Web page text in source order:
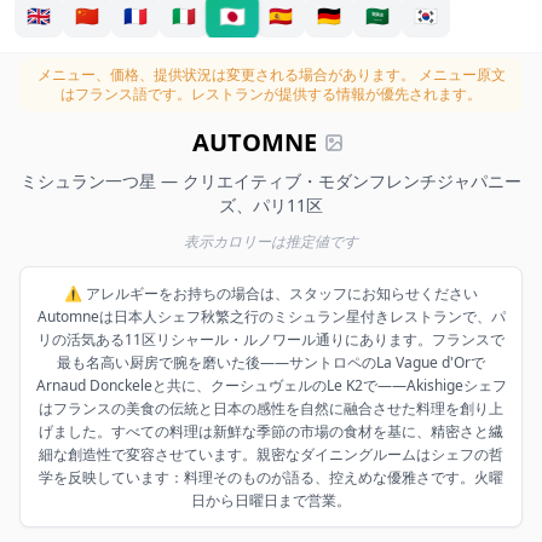
🇬🇧 🇨🇳 🇫🇷 🇮🇹 🇯🇵 🇪🇸 🇩🇪 🇸🇦 🇰🇷
メニュー、価格、提供状況は変更される場合があります。
メニュー原文
はフランス語です。レストランが提供する情報が優先されます。
AUTOMNE
ミシュラン一つ星 — クリエイティブ・モダンフレンチジャパニー
ズ、パリ11区
表示カロリーは推定値です
⚠️ アレルギーをお持ちの場合は、スタッフにお知らせください
Automneは日本人シェフ秋繁之行のミシュラン星付きレストランで、パ
リの活気ある11区リシャール・ルノワール通りにあります。フランスで
最も名高い厨房で腕を磨いた後——サントロペのLa Vague d'Orで
Arnaud Donckeleと共に、クーシュヴェルのLe K2で——Akishigeシェフ
はフランスの美食の伝統と日本の感性を自然に融合させた料理を創り上
げました。すべての料理は新鮮な季節の市場の食材を基に、精密さと繊
細な創造性で変容させています。親密なダイニングルームはシェフの哲
学を反映しています：料理そのものが語る、控えめな優雅さです。火曜
日から日曜日まで営業。